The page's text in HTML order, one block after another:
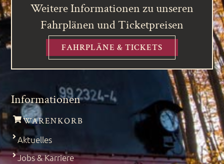
Weitere Informationen zu unseren
Fahrplänen und Ticketpreisen
FAHRPLÄNE & TICKETS
Informationen
WARENKORB
Aktuelles
Jobs & Karriere